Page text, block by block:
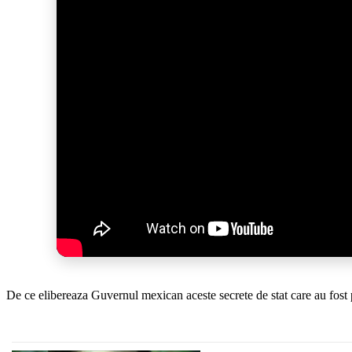
De ce elibereaza Guvernul mexican aceste secrete de stat care au